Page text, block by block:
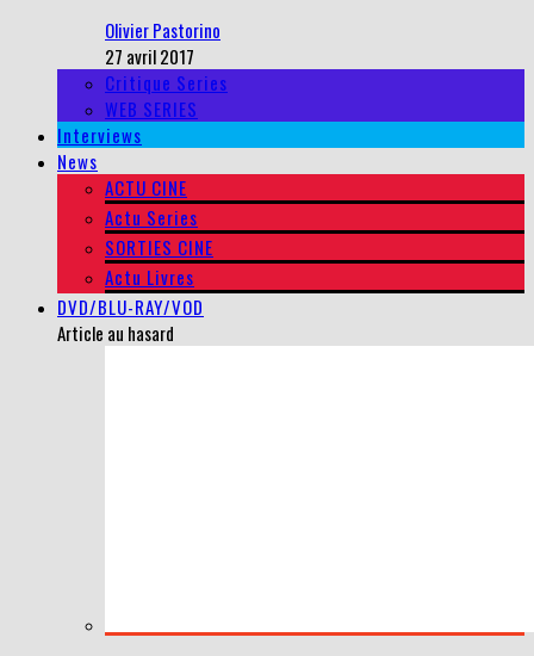
Olivier Pastorino
27 avril 2017
Critique Series
WEB SERIES
Interviews
News
ACTU CINE
Actu Series
SORTIES CINE
Actu Livres
DVD/BLU-RAY/VOD
Article au hasard